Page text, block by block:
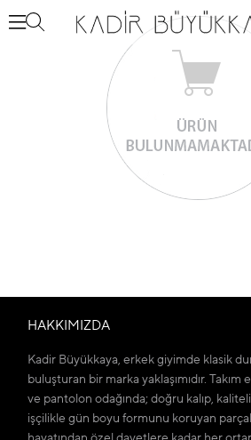
HAKKIMIZDA
Kadir Büyükkaya, erkek giyimde klasik
buluşturan bir marka yaklaşımıdır.
ve pantolon odağında; doğru kalıp,
işçilikle gün boyu formunu koruyan